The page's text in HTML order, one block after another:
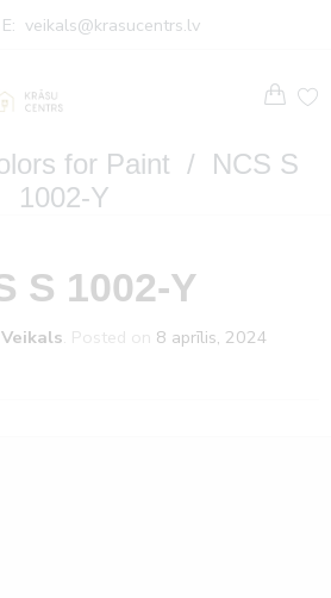
veikals@krasucentrs.lv
for Paint / NCS S
1002-Y
S 1002-Y
Posted on 8 aprīlis, 2024